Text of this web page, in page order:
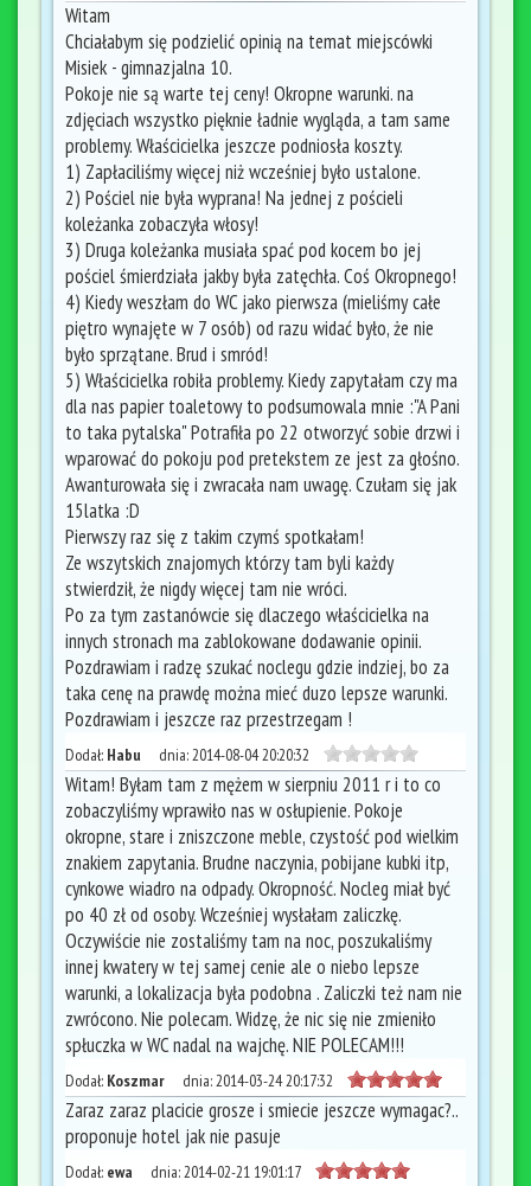
Witam
Chciałabym się podzielić opinią na temat miejscówki
Misiek - gimnazjalna 10.
Pokoje nie są warte tej ceny! Okropne warunki. na
zdjęciach wszystko pięknie ładnie wygląda, a tam same
problemy. Właścicielka jeszcze podniosła koszty.
1) Zapłaciliśmy więcej niż wcześniej było ustalone.
2) Pościel nie była wyprana! Na jednej z pościeli
koleżanka zobaczyła włosy!
3) Druga koleżanka musiała spać pod kocem bo jej
pościel śmierdziała jakby była zatęchła. Coś Okropnego!
4) Kiedy weszłam do WC jako pierwsza (mieliśmy całe
piętro wynajęte w 7 osób) od razu widać było, że nie
było sprzątane. Brud i smród!
5) Właścicielka robiła problemy. Kiedy zapytałam czy ma
dla nas papier toaletowy to podsumowala mnie :"A Pani
to taka pytalska" Potrafiła po 22 otworzyć sobie drzwi i
wparować do pokoju pod pretekstem ze jest za głośno.
Awanturowała się i zwracała nam uwagę. Czułam się jak
15latka :D
Pierwszy raz się z takim czymś spotkałam!
Ze wszytskich znajomych którzy tam byli każdy
stwierdził, że nigdy więcej tam nie wróci.
Po za tym zastanówcie się dlaczego właścicielka na
innych stronach ma zablokowane dodawanie opinii.
Pozdrawiam i radzę szukać noclegu gdzie indziej, bo za
taka cenę na prawdę można mieć duzo lepsze warunki.
Pozdrawiam i jeszcze raz przestrzegam !
Dodał: Habu dnia:2014-08-04 20:20:32
Witam! Byłam tam z mężem w sierpniu 2011 r i to co
zobaczyliśmy wprawiło nas w osłupienie. Pokoje
okropne, stare i zniszczone meble, czystość pod wielkim
znakiem zapytania. Brudne naczynia, pobijane kubki itp,
cynkowe wiadro na odpady. Okropność. Nocleg miał być
po 40 zł od osoby. Wcześniej wysłałam zaliczkę.
Oczywiście nie zostaliśmy tam na noc, poszukaliśmy
innej kwatery w tej samej cenie ale o niebo lepsze
warunki, a lokalizacja była podobna . Zaliczki też nam nie
zwrócono. Nie polecam. Widzę, że nic się nie zmieniło
spłuczka w WC nadal na wajchę. NIE POLECAM!!!
Dodał: Koszmar dnia:2014-03-24 20:17:32
Zaraz zaraz placicie grosze i smiecie jeszcze wymagac?..
proponuje hotel jak nie pasuje
Dodał: ewa dnia:2014-02-21 19:01:17